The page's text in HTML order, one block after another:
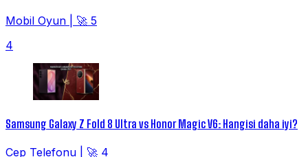
Mobil Oyun
🚀 5
4
Samsung Galaxy Z Fold 8 Ultra vs Honor Magic V6: Hangisi daha iyi?
Cep Telefonu 🚀 4